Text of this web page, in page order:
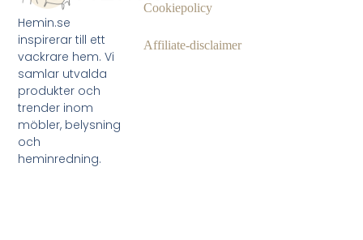
Hemin.se
inspirerar till ett
vackrare hem. Vi
samlar utvalda
produkter och
trender inom
möbler, belysning
och
heminredning.
Cookiepolicy
Affiliate‑disclaimer